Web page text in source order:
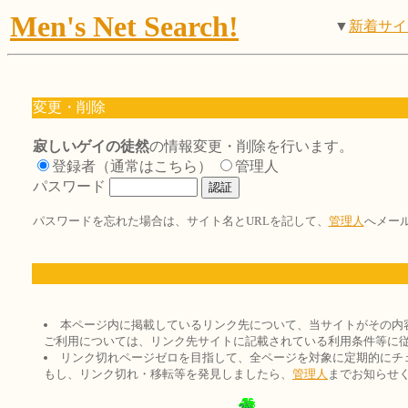
Men's Net Search! ▼ 新着サ
変更・削除
寂しいゲイの徒然の情報変更・削除を行います。
登録者（通常はこちら）
管理人
パスワード
パスワードを忘れた場合は、サイト名とURLを記して、 管理人へメー
本ページ内に掲載しているリンク先について、当サイトがその
ご利用については、リンク先サイトに記載されている利用条件等に
リンク切れページゼロを目指して、全ページを対象に定期的に
もし、リンク切れ・移転等を発見しましたら、 管理人 までお知らせ